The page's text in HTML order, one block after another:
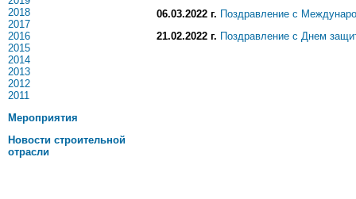
2018
2017
2016
2015
2014
2013
2012
2011
Мероприятия
Новости строительной
отрасли
06.03.2022 г. Поздравление с
21.02.2022 г. Поздравление с Днем